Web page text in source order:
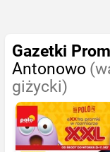
Gazetki
Antonowo
giżycki)